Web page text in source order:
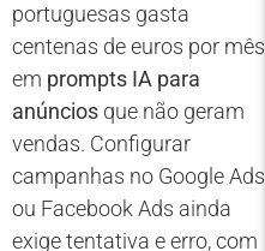
portuguesas gasta
centenas de euros por mês
em prompts IA para
anúncios que não geram
vendas. Configurar
campanhas no Google Ads
ou Facebook Ads ainda
exige tentativa e erro, com